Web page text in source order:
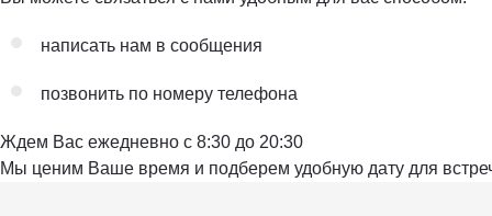
написать нам в сообщения
позвонить по номеру телефона
Ждем Вас ежедневно с 8:30 до 20:30
Мы ценим Ваше время и подберем удобную дату для